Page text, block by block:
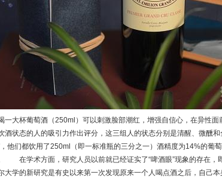
一大杯葡萄酒（250ml）可以刺激脸部潮红，增强自信心，在异
酒状态的人的吸引力作出评分，这三组人的状态分别是清醒、微
，他们都饮用了250ml（即一标准瓶的三分之一）酒精度为14%的
在学术方面，研究人员以前就已经证实了“啤酒眼”现象的存在
大学的新研究是有史以来第一次发现原来一个人喝点酒之后，自